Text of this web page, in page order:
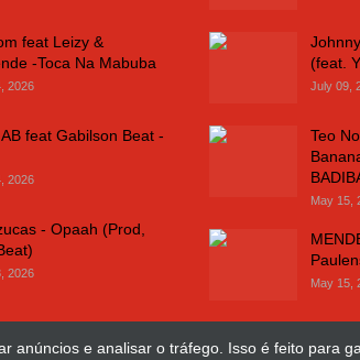
anúncios e analisar o tráfego. Isso é feito para
feat Leizy &
-Toca Na Mabuba
2026
feat Gabilson Beat -
2026
- Opaah (Prod,
2026
(feat.
July 09,
Teo
May 15,
May 15,